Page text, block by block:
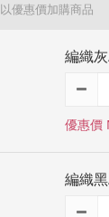
以優惠價加購商品
編織
優惠價
編織